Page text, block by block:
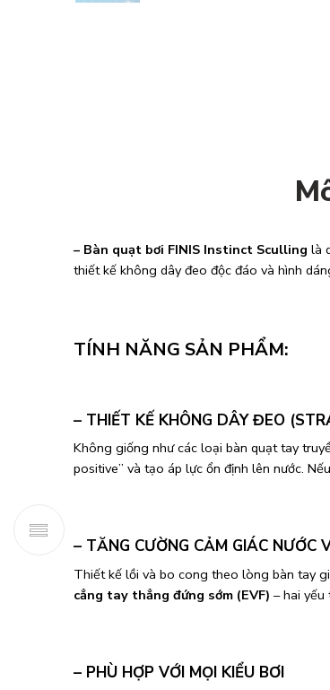
– Bàn quạt bơi FINIS Instinct Sculling là
thiết kế không dây đeo độc đáo và hình
TÍNH NĂNG SẢN PHẨM:
– THIẾT KẾ KHÔNG DÂY ĐEO
Không giống như các loại bàn quạt tay
positive” và tạo áp lực ổn định lên nước.
– TĂNG CƯỜNG CẢM GIÁC NƯỚC
Thiết kế lồi và bo cong theo lòng bàn tay
cẳng tay thẳng đứng sớm (EVF) – hai
– PHÙ HỢP VỚI MỌI KIỂU BƠI